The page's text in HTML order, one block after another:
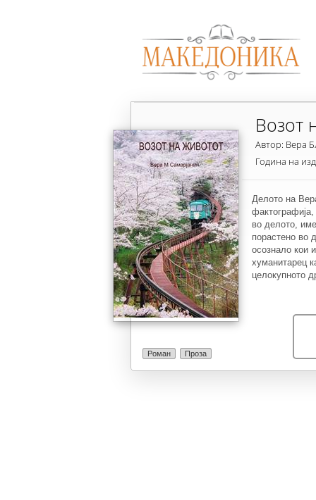
Роман Проза
Возот
Автор: Вера
Година на
Делото на
во делото,
порастено во
осознало кои
хуманитарец
целокупното
му